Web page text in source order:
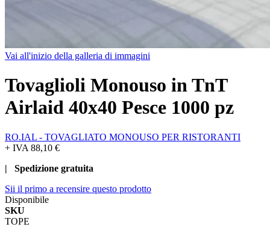
Vai all'inizio della galleria di immagini
Tovaglioli Monouso in TnT
Airlaid 40x40 Pesce 1000 pz
RO.IAL - TOVAGLIATO MONOUSO PER RISTORANTI
+ IVA 88,10 €
| Spedizione gratuita
Sii il primo a recensire questo prodotto
Disponibile
SKU
TOPE